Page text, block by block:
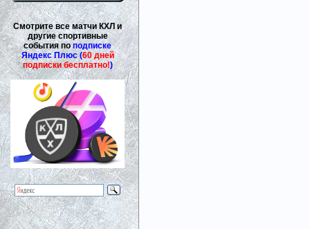
Смотрите все матчи КХЛ и
другие спортивные
события поподписке
Яндекс Плюс (60 дней
подписки бесплатно!)